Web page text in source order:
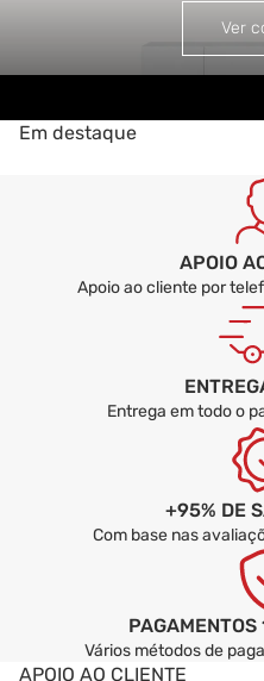
Ver
Em destaque
APOIO
Apoio ao cliente por
Entrega em todo o
+95% DE
Com base nas
PAGAMENTOS
Vários métodos de
APOIO AO CLIENTE